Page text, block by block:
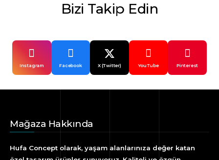
Bizi Takip Edin
Instagram Facebook X (Twitter) YouTube Pinterest
Mağaza Hakkında
Hufa Concept olarak, yaşam alanlarınıza değer katan